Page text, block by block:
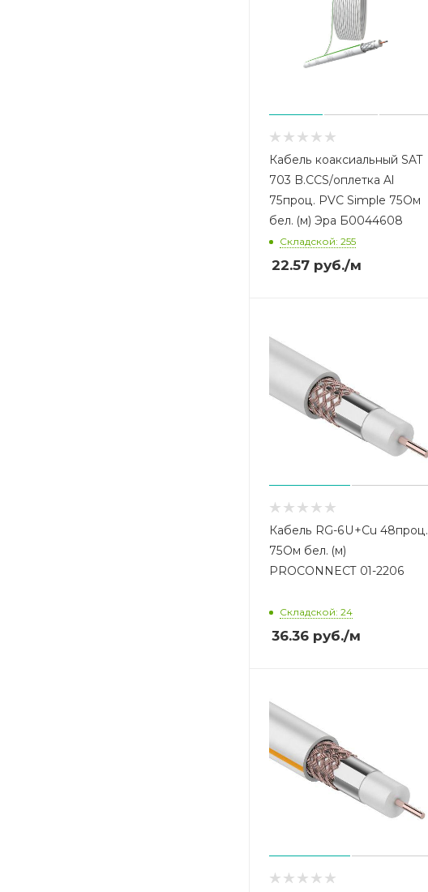
Кабель коаксиальный SAT
703 B.CCS/оплетка Al
75проц. PVC Simple 75Ом
бел. (м) Эра Б0044608
Складской: 255
22.57 руб./м
Кабель RG-6U+Cu 48проц.
75Ом бел. (м)
PROCONNECT 01-2206
Складской: 24
36.36 руб./м